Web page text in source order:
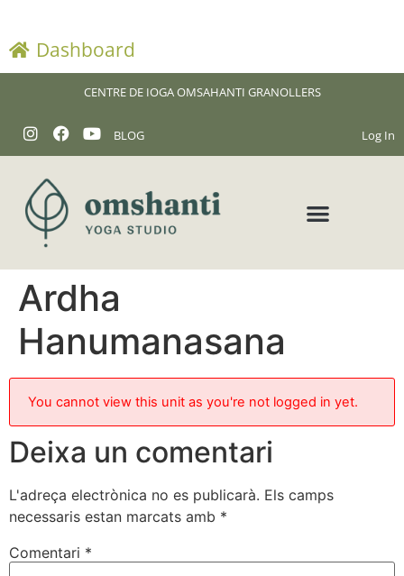
Dashboard
CENTRE DE IOGA OMSAHANTI GRANOLLERS
BLOG Log In
Ardha
Hanumanasana
You cannot view this unit as you're not logged in yet.
Deixa un comentari
L'adreça electrònica no es publicarà. Els camps
necessaris estan marcats amb *
Comentari *